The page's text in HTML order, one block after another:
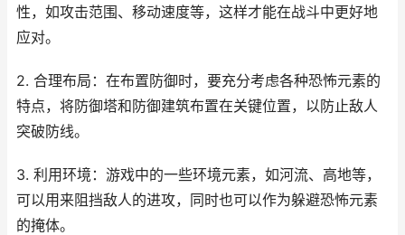
性，如攻击范围、移动速度等，这样才能在战斗中更好地
应对。
2. 合理布局：在布置防御时，要充分考虑各种恐怖元素的
特点，将防御塔和防御建筑布置在关键位置，以防止敌人
突破防线。
3. 利用环境：游戏中的一些环境元素，如河流、高地等，
可以用来阻挡敌人的进攻，同时也可以作为躲避恐怖元素
的掩体。